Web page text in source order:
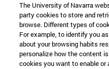
The University of Navarra
party cookies to store and
browse. Different types of
For example, to identify you
about your browsing habits
personalize how the content
cookies you want to enable